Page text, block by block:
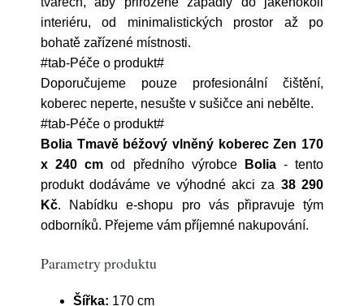
interiéru, od minimalistických prostor až po
bohatě zařízené místnosti.
#tab-Péče o produkt#
Doporučujeme pouze profesionální čištění,
koberec neperte, nesušte v sušičce ani nebělte.
#tab-Péče o produkt#
Bolia Tmavě béžový vlněný koberec Zen 170
x 240 cm od předního výrobce Bolia- tento
produkt dodáváme ve výhodné akci za 38 290
Kč. Nabídku e-shopu pro vás připravuje tým
odborníků. Přejeme vám příjemné nakupování.
Parametry produktu
Šířka: 170 cm